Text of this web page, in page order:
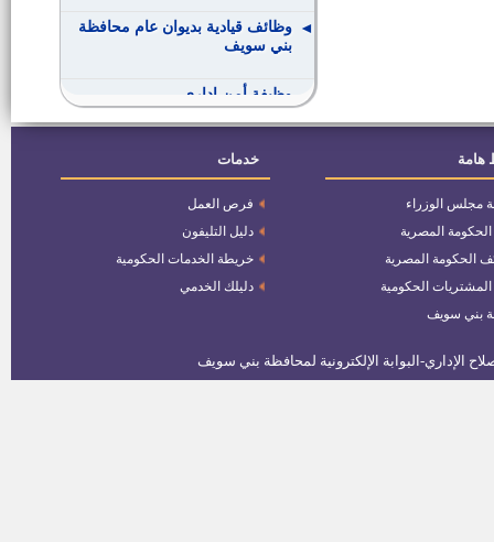
وظائف قيادية بديوان عام محافظة
بني سويف
وظيفة أمن إدارى
مدير إدارة السلامة والصحة المهنية
بمديرية القوي العاملة ببني سويف
وظائف بمصانع بياض العرب
وظائف بمصانع كوم أبو راضى
مدير عام الشئون التنفيذية بمديرية
التربية والتعليم ببنى سويف
هامة
مجلس الوزراء
الحكومة المصرية
الحكومة المصرية
المشتريات الحكومية
بني سويف
خدمات
فرص العمل
دليل التليفون
خريطة الخدمات الحكومية
دليلك الخدمي